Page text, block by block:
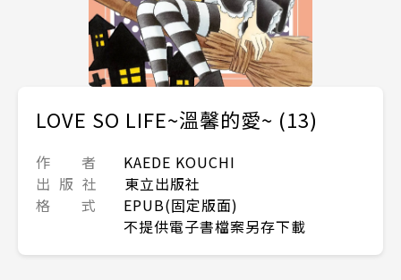
LOVE SO LIFE~溫馨的愛~ (13)
作 者
KAEDE KOUCHI
出 版 社
東立出版社
格 式
EPUB(固定版面)
不提供電子書檔案另存下載